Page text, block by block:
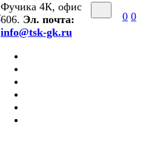
Фучика 4К, офис
606. Эл. почта:
info@tsk-gk.ru
0 0